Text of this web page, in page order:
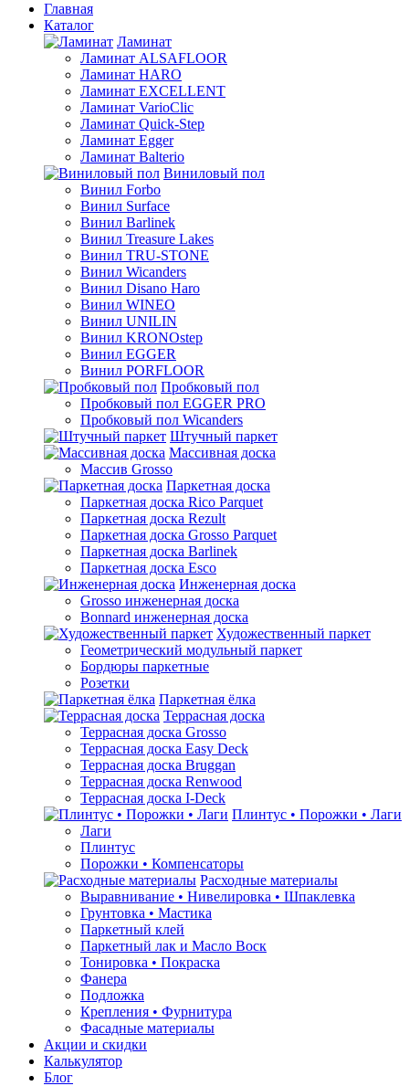
Главная
Каталог
Ламинат
Ламинат ALSAFLOOR
Ламинат HARO
Ламинат EXCELLENT
Ламинат VarioClic
Ламинат Quick-Step
Ламинат Egger
Ламинат Balterio
Виниловый пол
Винил Forbo
Винил Surface
Винил Barlinek
Винил Treasure Lakes
Винил TRU-STONE
Винил Wicanders
Винил Disano Haro
Винил WINEO
Винил UNILIN
Винил KRONOstep
Винил EGGER
Винил PORFLOOR
Пробковый пол
Пробковый пол EGGER PRO
Пробковый пол Wicanders
Штучный паркет
Массивная доска
Массив Grosso
Паркетная доска
Паркетная доска Rico Parquet
Паркетная доска Rezult
Паркетная доска Grosso Parquet
Паркетная доска Barlinek
Паркетная доска Esco
Инженерная доска
Grosso инженерная доска
Bonnard инженерная доска
Художественный паркет
Геометрический модульный паркет
Бордюры паркетные
Розетки
Паркетная ёлка
Террасная доска
Террасная доска Grosso
Террасная доска Easy Deck
Террасная доска Bruggan
Террасная доска Renwood
Террасная доска I-Deck
Плинтус • Порожки • Лаги
Лаги
Плинтус
Порожки • Компенсаторы
Расходные материалы
Выравнивание • Нивелировка • Шпаклевка
Грунтовкa • Мастика
Паркетный клей
Паркетный лак и Масло Воск
Тонировка • Покраска
Фанера
Подложка
Крепления • Фурнитура
Фасадные материалы
Акции и скидки
Калькулятор
Блог